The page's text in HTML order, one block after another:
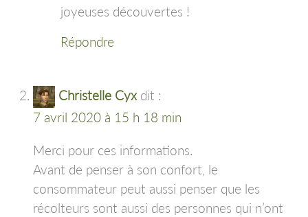
joyeuses découvertes !
Répondre
Christelle Cyx dit :
7 avril 2020 à 15 h 18 min
Merci pour ces informations.
Avant de penser à son confort, le
consommateur peut aussi penser que les
récolteurs sont aussi des personnes qui n’ont